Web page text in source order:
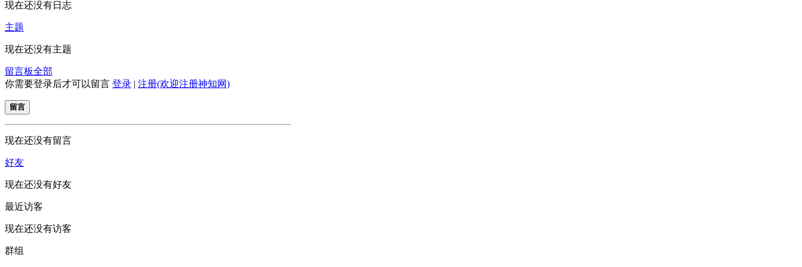
现在还没有日志
主题
现在还没有主题
留言板全部
你需要登录后才可以留言 登录 | 注册(欢迎注册神知网)
留言
现在还没有留言
好友
现在还没有好友
最近访客
现在还没有访客
群组